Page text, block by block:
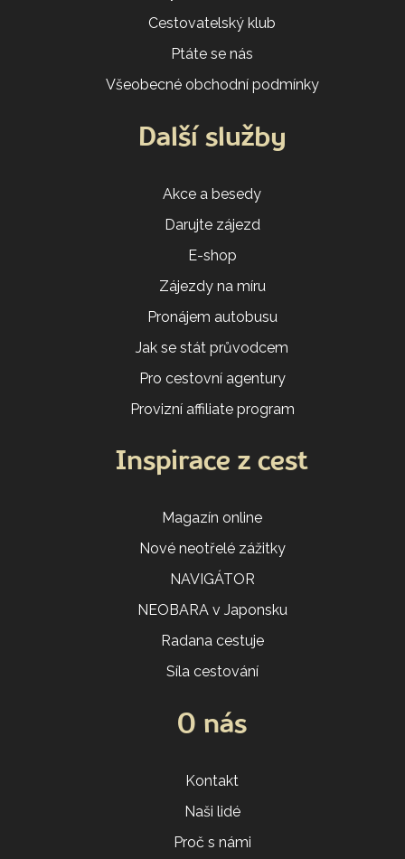
Cestovatelský klub
Ptáte se nás
Všeobecné obchodní podmínky
Další služby
Akce a besedy
Darujte zájezd
E-shop
Zájezdy na míru
Pronájem autobusu
Jak se stát průvodcem
Pro cestovní agentury
Provizní affiliate program
Inspirace z cest
Magazín online
Nové neotřelé zážitky
NAVIGÁTOR
NEOBARA v Japonsku
Radana cestuje
Síla cestování
O nás
Kontakt
Naši lidé
Proč s námi